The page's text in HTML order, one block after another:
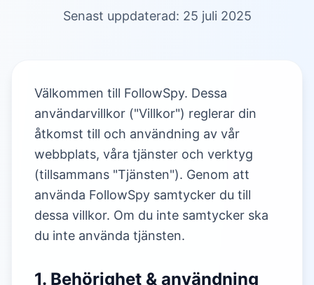
Senast uppdaterad: 25 juli 2025
Välkommen till FollowSpy. Dessa
användarvillkor ("Villkor") reglerar din
åtkomst till och användning av vår
webbplats, våra tjänster och verktyg
(tillsammans "Tjänsten"). Genom att
använda FollowSpy samtycker du till
dessa villkor. Om du inte samtycker ska
du inte använda tjänsten.
1. Behörighet & användning